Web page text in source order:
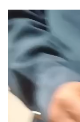
Pemutar
Video